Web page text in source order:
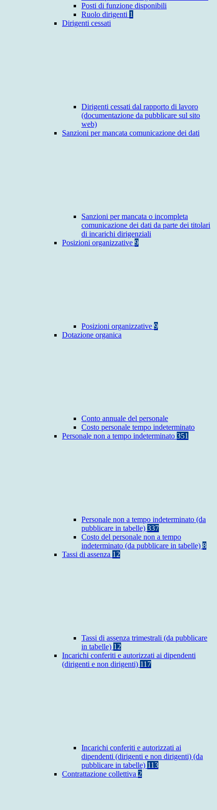
Posti di funzione disponibili
Ruolo dirigenti 1
Dirigenti cessati
Dirigenti cessati dal rapporto di lavoro
(documentazione da pubblicare sul sito
web)
Sanzioni per mancata comunicazione dei dati
Sanzioni per mancata o incompleta
comunicazione dei dati da parte dei titolari
di incarichi dirigenziali
Posizioni organizzative 9
Posizioni organizzative 9
Dotazione organica
Conto annuale del personale
Costo personale tempo indeterminato
Personale non a tempo indeterminato 351
Personale non a tempo indeterminato (da
pubblicare in tabelle) 337
Costo del personale non a tempo
indeterminato (da pubblicare in tabelle) 8
Tassi di assenza 12
Tassi di assenza trimestrali (da pubblicare
in tabelle) 12
Incarichi conferiti e autorizzati ai dipendenti
(dirigenti e non dirigenti) 117
Incarichi conferiti e autorizzati ai
dipendenti (dirigenti e non dirigenti) (da
pubblicare in tabelle) 113
Contrattazione collettiva 2